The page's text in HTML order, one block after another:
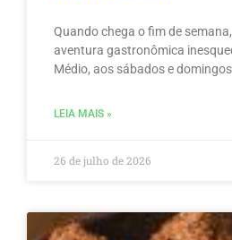
Quando chega o fim de
aventura gastronômica
Médio, aos sábados e
LEIA MAIS »
26 de julho de 2026